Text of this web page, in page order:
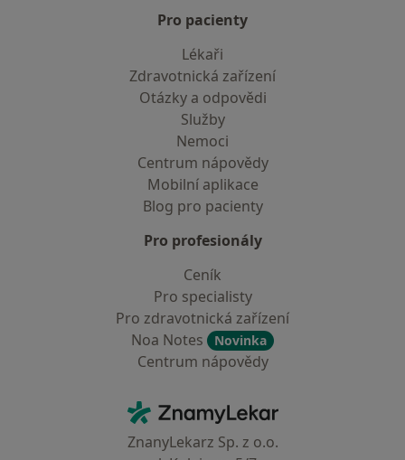
Pro pacienty
Lékaři
Zdravotnická zařízení
Otázky a odpovědi
Služby
Nemoci
Centrum nápovědy
Mobilní aplikace
Blog pro pacienty
Pro profesionály
Ceník
Pro specialisty
Pro zdravotnická zařízení
Noa Notes
Novinka
Centrum nápovědy
ZnamyLekar - Hlavní stránka
ZnanyLekarz Sp. z o.o.